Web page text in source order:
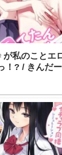
私のことエ
！? / きんだ